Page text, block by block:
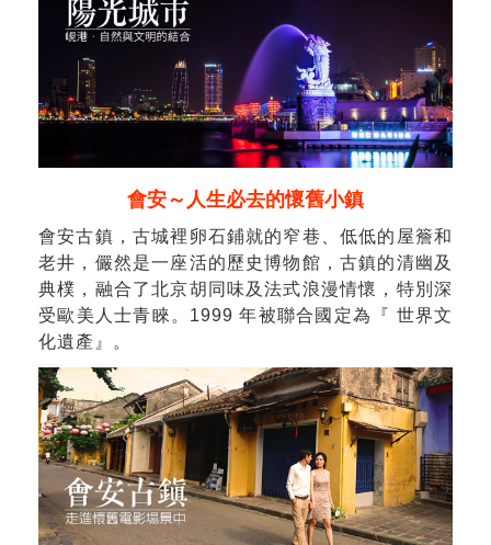
會安～人生必去的懷舊小鎮
會安古鎮，古城裡卵石鋪就的窄巷、低低的屋簷和
老井，儼然是一座活的歷史博物館，古鎮的清幽及
典樸，融合了北京胡同味及法式浪漫情懷，特別深
受歐美人士青睞。1999 年被聯合國定為『 世界文
化遺產』。